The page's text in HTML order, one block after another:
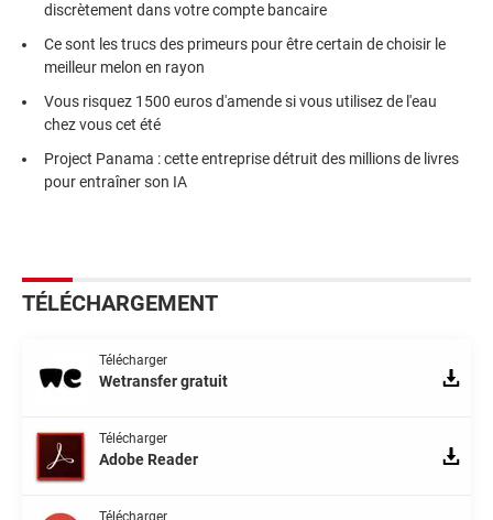
discrètement dans votre compte bancaire
Ce sont les trucs des primeurs pour être certain de choisir le
meilleur melon en rayon
Vous risquez 1500 euros d'amende si vous utilisez de l'eau
chez vous cet été
Project Panama : cette entreprise détruit des millions de livres
pour entraîner son IA
TÉLÉCHARGEMENT
Télécharger
Wetransfer gratuit
Télécharger
Adobe Reader